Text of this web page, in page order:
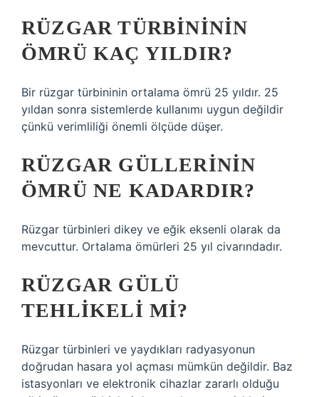
RÜZGAR TÜRBINININ
ÖMRÜ KAÇ YILDIR?
Bir rüzgar türbininin ortalama ömrü 25 yıldır. 25
yıldan sonra sistemlerde kullanımı uygun değildir
çünkü verimliliği önemli ölçüde düşer.
RÜZGAR GÜLLERININ
ÖMRÜ NE KADARDIR?
Rüzgar türbinleri dikey ve eğik eksenli olarak da
mevcuttur. Ortalama ömürleri 25 yıl civarındadır.
RÜZGAR GÜLÜ
TEHLIKELI MI?
Rüzgar türbinleri ve yaydıkları radyasyonun
doğrudan hasara yol açması mümkün değildir. Baz
istasyonları ve elektronik cihazlar zararlı olduğu